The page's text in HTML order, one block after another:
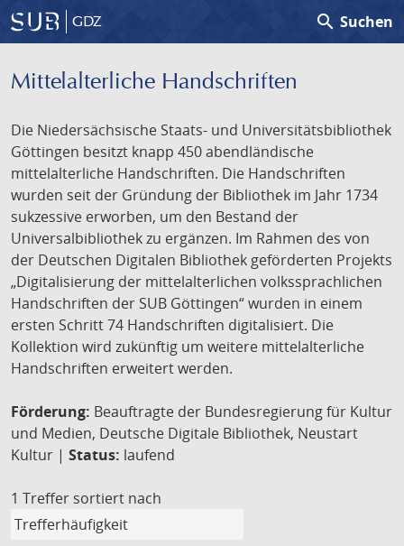
GDZ search Suchen
Mittelalterliche Handschriften
Die Niedersächsische Staats- und Universitätsbibliothek
Göttingen besitzt knapp 450 abendländische
mittelalterliche Handschriften. Die Handschriften
wurden seit der Gründung der Bibliothek im Jahr 1734
sukzessive erworben, um den Bestand der
Universalbibliothek zu ergänzen. Im Rahmen des von
der Deutschen Digitalen Bibliothek geförderten Projekts
„Digitalisierung der mittelalterlichen volkssprachlichen
Handschriften der SUB Göttingen“ wurden in einem
ersten Schritt 74 Handschriften digitalisiert. Die
Kollektion wird zukünftig um weitere mittelalterliche
Handschriften erweitert werden.
Förderung: Beauftragte der Bundesregierung für Kultur
und Medien, Deutsche Digitale Bibliothek, Neustart
Kultur | Status: laufend
1 Treffer sortiert nach